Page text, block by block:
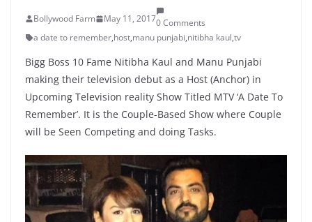
Bollywood Farm May 11, 20170 Comments
a date to remember,host,manu punjabi,nitibha kaul,tv
Bigg Boss 10 Fame Nitibha Kaul and Manu Punjabi
making their television debut as a Host (Anchor) in
Upcoming Television reality Show Titled MTV ‘A Date To
Remember’. It is the Couple-Based Show where Couple
will be Seen Competing and doing Tasks.